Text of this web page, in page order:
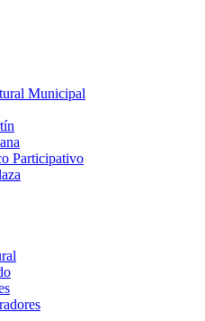
Municipal
Participativo